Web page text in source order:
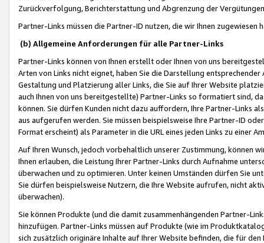
Zurückverfolgung, Berichterstattung und Abgrenzung der
Partner-Links müssen die Partner-ID nutzen, die wir Ihnen zugewiesen
(b) Allgemeine Anforderungen für alle Partner-Links
Partner-Links können von Ihnen erstellt oder Ihnen von uns
Arten von Links nicht eignet, haben Sie die Darstellung
Gestaltung und Platzierung aller Links, die Sie auf Ihrer Website
auch Ihnen von uns bereitgestellte) Partner-Links so formatiert sind,
können. Sie dürfen Kunden nicht dazu auffordern, Ihre Partner-Links
aus aufgerufen werden. Sie müssen beispielsweise Ihre Partner-ID
Format erscheint) als Parameter in die URL eines jeden Links zu einer
Auf Ihren Wunsch, jedoch vorbehaltlich unserer Zustimmung, können
Ihnen erlauben, die Leistung Ihrer Partner-Links durch Aufnahme
überwachen und zu optimieren. Unter keinen Umständen dürfen Sie
Sie dürfen beispielsweise Nutzern, die Ihre Website aufrufen, nicht
überwachen).
Sie können Produkte (und die damit zusammenhängenden Partner-
hinzufügen. Partner-Links müssen auf Produkte (wie im
sich zusätzlich originäre Inhalte auf Ihrer Website befinden, die für